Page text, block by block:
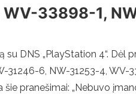
WV-33898-1,
DNS „PlayStation 4“. Dėl
6, NW-31253-4, WV-
pranešimai: „Nebuvo